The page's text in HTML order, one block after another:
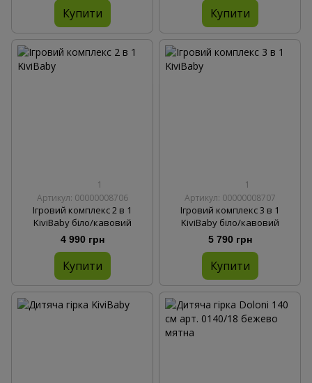
Купити Купити
1
Артикул: 00000008706
Ігровий комплекс 2 в 1
KiviBaby біло/кавовий
4 990 грн
Купити
1
Артикул: 00000008707
Ігровий комплекс 3 в 1
KiviBaby біло/кавовий
5 790 грн
Купити